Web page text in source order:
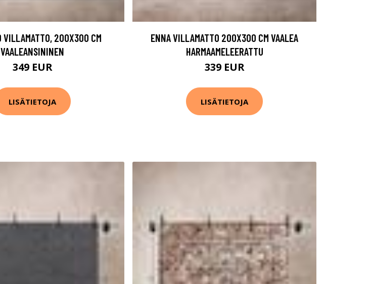
VILLAMATTO, 200X300 CM
VAALEANSININEN
349 EUR
LISÄTIETOJA
ENNA VILLAMATTO 200X300 CM VAALEA
HARMAAMELEERATTU
339 EUR
LISÄTIETOJA